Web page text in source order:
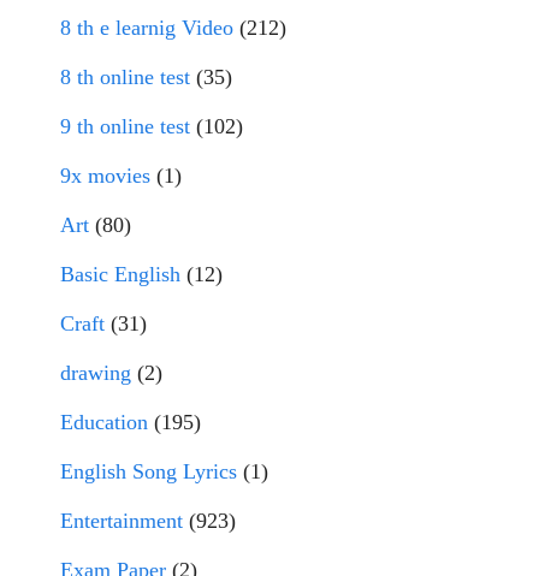
8 th e learnig Video (212)
8 th online test (35)
9 th online test (102)
9x movies (1)
Art (80)
Basic English (12)
Craft (31)
drawing (2)
Education (195)
English Song Lyrics (1)
Entertainment (923)
Exam Paper (2)